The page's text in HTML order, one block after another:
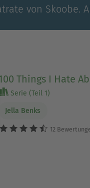
von Skoobe.
Things I Hate
Serie (Teil 1)
Jella Benks
12